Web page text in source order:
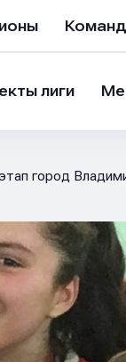
лиги
город